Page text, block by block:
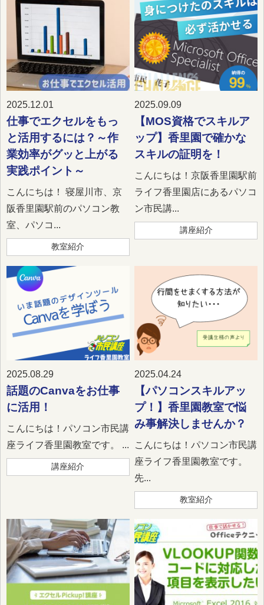
2025.12.01
仕事でエクセルをもっ
と活用するには？～作
業効率がグッと上がる
実践ポイント～
こんにちは！ 寝屋川市、京
阪香里園駅前のパソコン教
室、パソコ...
教室紹介
2025.09.09
【MOS資格でスキルア
ップ】香里園で確かな
スキルの証明を！
こんにちは！京阪香里園駅前
ライフ香里園店にあるパソコ
ン市民講...
講座紹介
2025.08.29
話題のCanvaをお仕事
に活用！
こんにちは！パソコン市民講
座ライフ香里園教室です。 ...
講座紹介
2025.04.24
【パソコンスキルアッ
プ！】香里園教室で悩
み事解決しませんか？
こんにちは！パソコン市民講
座ライフ香里園教室です。
先...
教室紹介